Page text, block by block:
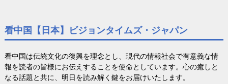
看中国【日本】ビジョンタイムズ・ジャパン
看中国は伝統文化の復興を理念とし、現代の情報社会で有意義な情
報を読者の皆様にお伝えすることを使命としています。心の癒しと
なる話題と共に、明日を読み解く鍵をお届けいたします。